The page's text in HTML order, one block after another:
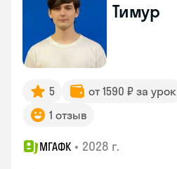
Тимур
5 от 1590 ₽ за урок
1 отзыв
МГАФК • 2028 г.